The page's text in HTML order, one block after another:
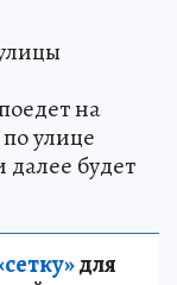
на
улице
будет
для